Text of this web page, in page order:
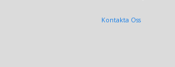
Kontakta Oss